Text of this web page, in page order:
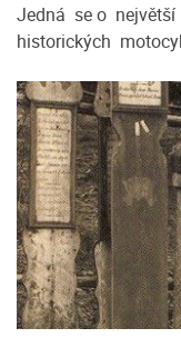
Jedná se o
historických